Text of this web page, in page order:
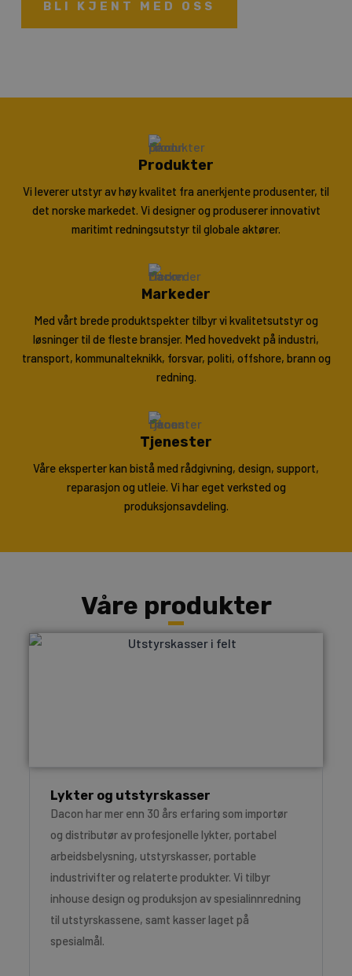
BLI KJENT MED OSS
Produkter
Vi leverer utstyr av høy kvalitet fra anerkjente produsenter, til
det norske markedet. Vi designer og produserer innovativt
maritimt redningsutstyr til globale aktører.
Markeder
Med vårt brede produktspekter tilbyr vi kvalitetsutstyr og
løsninger til de fleste bransjer. Med hovedvekt på industri,
transport, kommunalteknikk, forsvar, politi, offshore, brann og
redning.
Tjenester
Våre eksperter kan bistå med rådgivning, design, support,
reparasjon og utleie. Vi har eget verksted og
produksjonsavdeling.
Våre produkter
Lykter og utstyrskasser
Dacon har mer enn 30 års erfaring som importør
og distributør av profesjonelle lykter, portabel
arbeidsbelysning, utstyrskasser, portable
industrivifter og relaterte produkter. Vi tilbyr
inhouse design og produksjon av spesialinnredning
til utstyrskassene, samt kasser laget på
spesialmål.